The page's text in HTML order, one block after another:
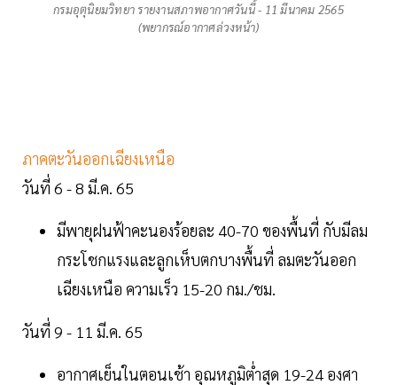
กรมอุตุนิยมวิทยา รายงานสภาพอากาศวันนี้ - 11 มีนาคม 2565
(พยากรณ์อากาศล่วงหน้า)
ภาคตะวันออกเฉียงเหนือ
วันที่ 6 - 8 มี.ค. 65
มีพายุฝนฟ้าคะนองร้อยละ 40-70 ของพื้นที่ กับมีลม
กระโชกแรงและลูกเห็บตกบางพื้นที่ ลมตะวันออก
เฉียงเหนือ ความเร็ว 15-20 กม./ชม.
วันที่ 9 - 11 มี.ค. 65
อากาศเย็นในตอนเช้า อุณหภูมิต่ำสุด 19-24 องศา